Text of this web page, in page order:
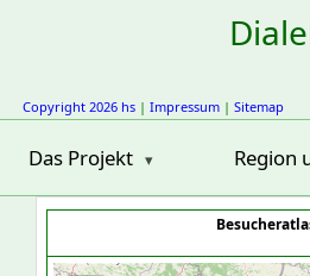
Copyright 2026 hs | Impressum | Sitemap
Das Projekt Region